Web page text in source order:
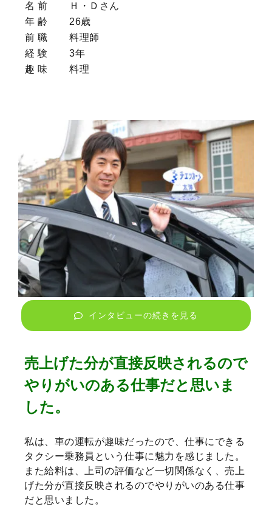
名 前
Ｈ・Ｄさん
年 齢
26歳
前 職
料理師
経 験
3年
趣 味
料理
インタビューの続きを見る
売上げた分が直接反映されるので
やりがいのある仕事だと思いま
した。
私は、車の運転が趣味だったので、仕事にできる
タクシー乗務員という仕事に魅力を感じました。
また給料は、上司の評価など一切関係なく、売上
げた分が直接反映されるのでやりがいのある仕事
だと思いました。